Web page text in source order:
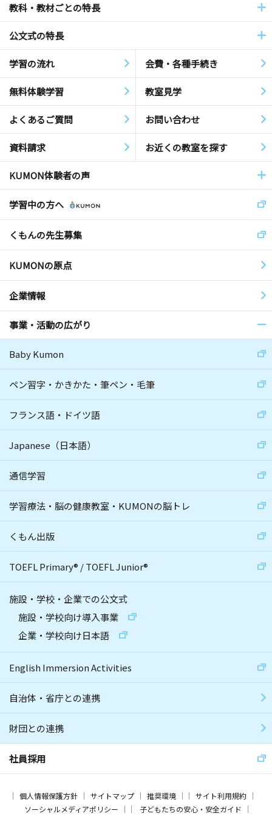
教科・教材ごとの特長
公文式の特長
学習の流れ 会費・各種手続き
無料体験学習 教室見学
よくあるご質問 お問い合わせ
資料請求 お近くの教室を探す
KUMON体験者の声
学習中の方へ
くもんの先生募集
KUMONの原点
企業情報
事業・活動の広がり
Baby Kumon
ペン習字・かきかた・筆ペン・毛筆
フランス語・ドイツ語
Japanese（日本語）
通信学習
学習療法・脳の健康教室・KUMONの脳トレ
くもん出版
TOEFL Primary® /TOEFL Junior®
施設・学校・企業での公文式
施設・学校向け導入事業
企業・学校向け日本語
English Immersion Activities
自治体・省庁との連携
財団との連携
社員採用
個人情報保護方針 サイトマップ 推奨環境
サイト利用規約
ソーシャルメディアポリシー
子どもたちの安心・安全ガイド